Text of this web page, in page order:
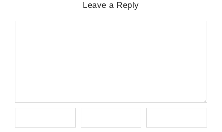
Leave a Reply